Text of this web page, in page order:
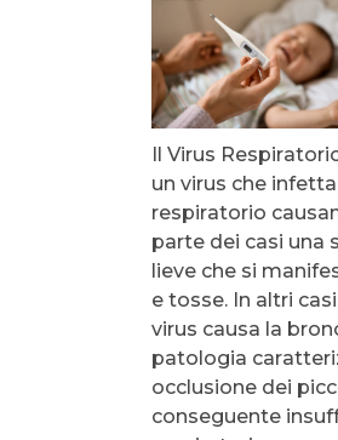
Il Virus
un virus che
respiratorio
parte dei casi una
lieve che si
e tosse. In altri
virus causa la
patologia
occlusione dei
conseguente